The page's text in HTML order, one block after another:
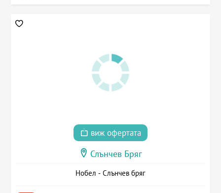
виж офертата
Слънчев Бряг
Нобел - Слънчев бряг